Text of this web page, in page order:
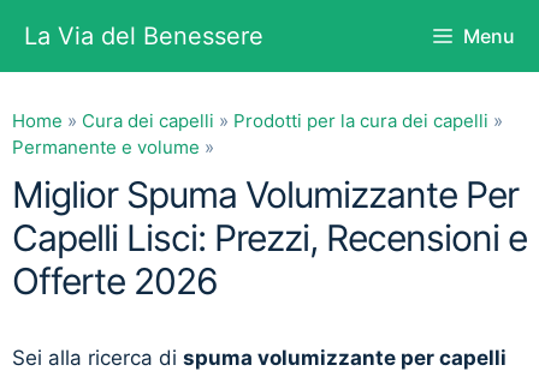
contenuto
La Via del Benessere Menu
Home » Cura dei capelli » Prodotti per la cura dei capelli »
Permanente e volume »
Miglior Spuma Volumizzante Per
Capelli Lisci: Prezzi, Recensioni e
Offerte 2026
Sei alla ricerca di spuma volumizzante per capelli